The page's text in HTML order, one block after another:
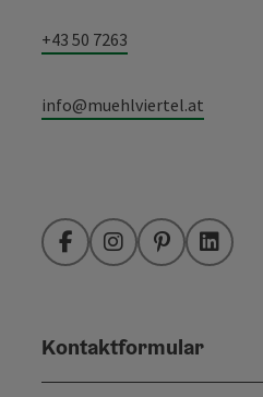
+43 50 7263
info@muehlviertel.at
FacebookInstagramPinterestLinkedIn
Kontaktformular